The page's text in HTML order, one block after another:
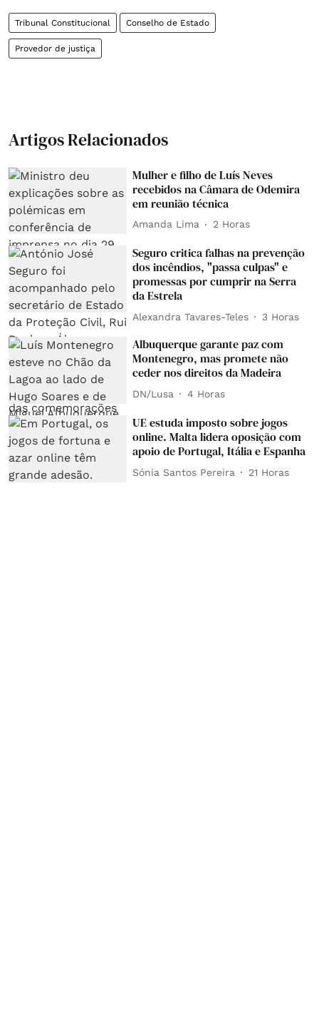
Tribunal Constitucional Conselho de Estado
Provedor de justiça
Artigos Relacionados
Mulher e filho de Luís Neves
recebidos na Câmara de Odemira
em reunião técnica
Amanda Lima 2 Horas
Seguro critica falhas na prevenção
dos incêndios, "passa culpas" e
promessas por cumprir na Serra
da Estrela
Alexandra Tavares-Teles 3 Horas
Albuquerque garante paz com
Montenegro, mas promete não
ceder nos direitos da Madeira
DN/Lusa 4 Horas
UE estuda imposto sobre jogos
online. Malta lidera oposição com
apoio de Portugal, Itália e Espanha
Sónia Santos Pereira 21 Horas